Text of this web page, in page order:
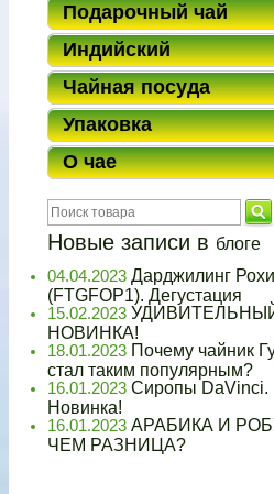
Подарочный чай
Индийский
Чайная посуда
Упаковка
О чае
Новые записи в блоге
04.04.2023 Дарджилинг
(FTGFOP1). Дегустация
15.02.2023
НОВИНКА!
18.01.2023 Почему чайник
стал таким популярным?
16.01.2023 Сиропы DaVinci.
Новинка!
16.01.2023 АРАБИКА И
ЧЕМ РАЗНИЦА?